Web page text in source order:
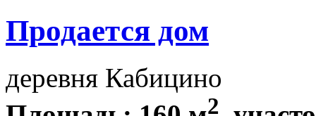
Продается дом
деревня Кабицино
2